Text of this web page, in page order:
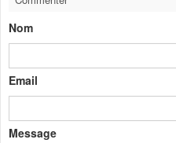
Nom
Email
Message